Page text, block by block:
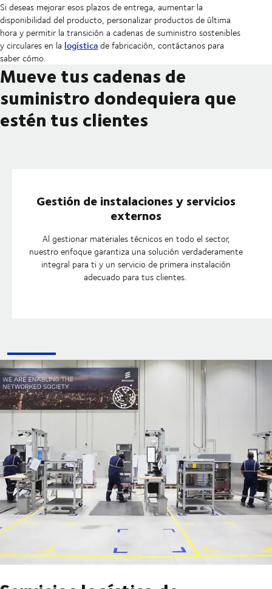
Si deseas mejorar esos plazos de entrega, aumentar la
disponibilidad del producto, personalizar productos de última
hora y permitir la transición a cadenas de suministro sostenibles
y circulares en la logísticade fabricación, contáctanos para
saber cómo.
Mueve tus cadenas de
suministro dondequiera que
estén tus clientes
Gestión de instalaciones y servicios
externos
Al gestionar materiales técnicos en todo el sector,
nuestro enfoque garantiza una solución verdaderamente
integral para ti y un servicio de primera instalación
adecuado para tus clientes.